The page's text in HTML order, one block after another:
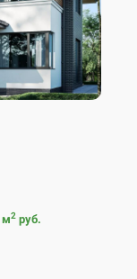
м2 руб.